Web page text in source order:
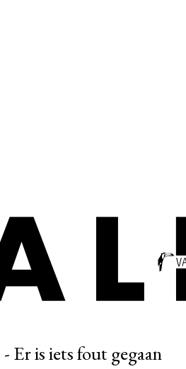
- Er is iets fout gegaan